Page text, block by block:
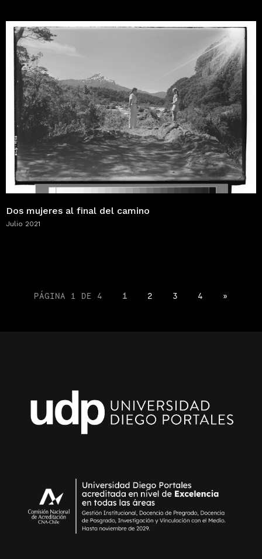
Dos mujeres al final del camino
Julio 2021
PÁGINA 1 DE 4 1 2 3 4 »